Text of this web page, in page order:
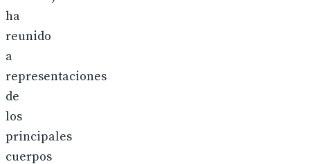
ha
reunido
a
representaciones
de
los
principales
cuerpos